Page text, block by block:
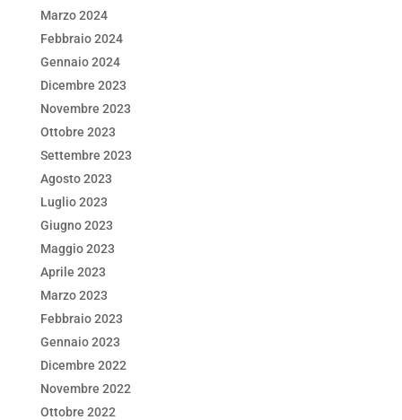
Marzo 2024
Febbraio 2024
Gennaio 2024
Dicembre 2023
Novembre 2023
Ottobre 2023
Settembre 2023
Agosto 2023
Luglio 2023
Giugno 2023
Maggio 2023
Aprile 2023
Marzo 2023
Febbraio 2023
Gennaio 2023
Dicembre 2022
Novembre 2022
Ottobre 2022